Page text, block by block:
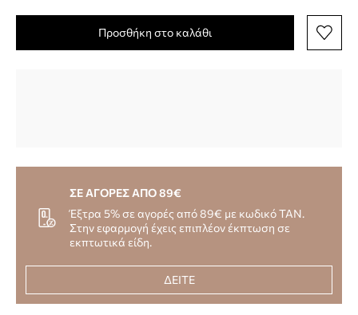
Προσθήκη στο καλάθι
ΣΕ ΑΓΟΡΕΣ ΑΠΟ 89€
Έξτρα 5% σε αγορές από 89€ με κωδικό TAN.
Στην εφαρμογή έχεις επιπλέον έκπτωση σε
εκπτωτικά είδη.
ΔΕΙΤΕ